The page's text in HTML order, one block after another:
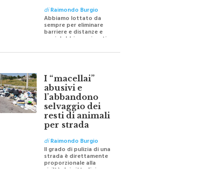
diRaimondo Burgio
Abbiamo lottato da
sempre per eliminare
barriere e distanze e
oggi dobbiamo ripartire
I “macellai”
abusivi e
l’abbandono
selvaggio dei
resti di animali
per strada
diRaimondo Burgio
Il grado di pulizia di una
strada è direttamente
proporzionale alla
civiltà dei cittadini